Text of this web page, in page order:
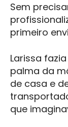
Sem
primeiro
Larissa
palma da
de casa e
que